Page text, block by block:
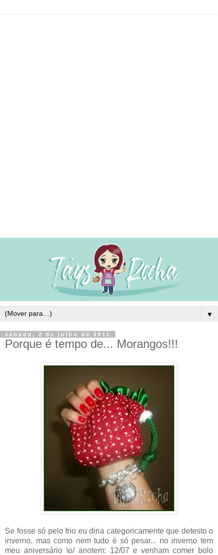
▼
sábado, 2 de julho de 2011
Porque é tempo de... Morangos!!!
Se fosse só pelo frio eu diria categoricamente que detesto o
inverno, mas como nem tudo é só pesar... no inverno tem
meu aniversário \o/ anotem: 12/07 e venham comer bolo